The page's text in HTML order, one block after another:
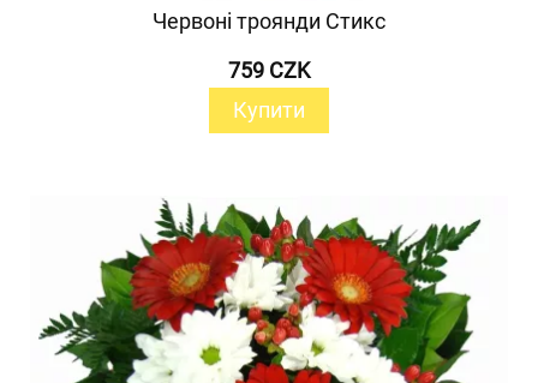
Червоні троянди Стикс
759 CZK
Купити